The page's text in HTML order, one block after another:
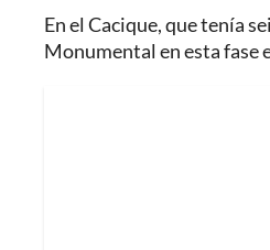
En el Cacique, que tenía
Monumental en esta fase